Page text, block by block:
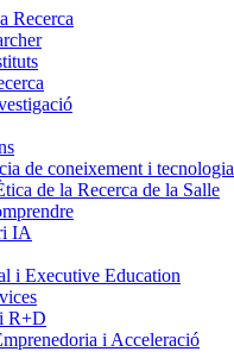
Recerca
de coneixement i tecnologia
de la Recerca de la Salle
IA
i Executive Education
R+D
i Acceleració